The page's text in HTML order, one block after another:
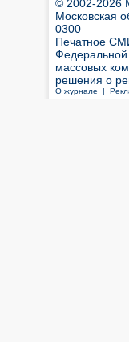
© 2002-2026
Московская
0300
Печатное
Федеральной
массовых
решения о
О журнале |